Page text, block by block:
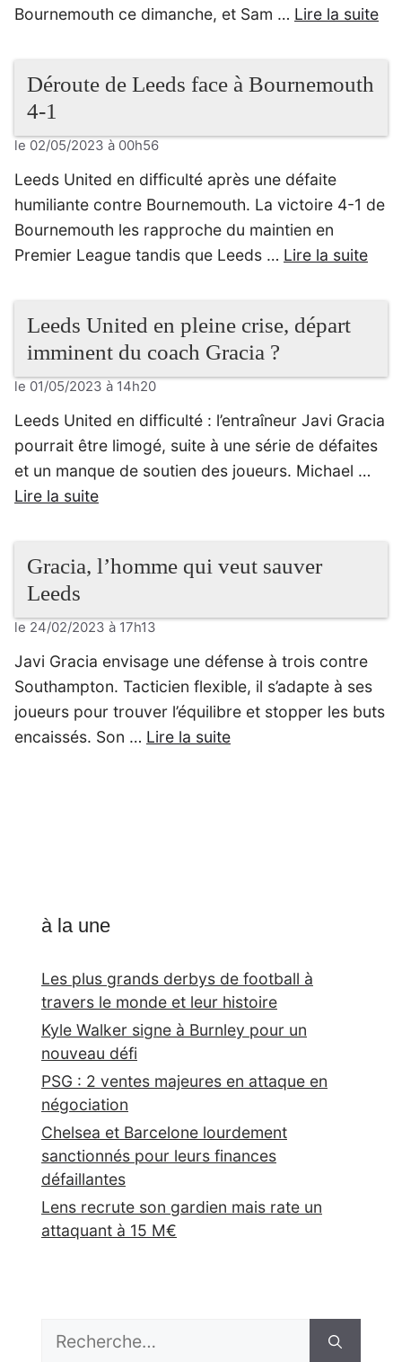
Bournemouth ce dimanche, et Sam … Lire la suite
Déroute de Leeds face à Bournemouth
4-1
le 02/05/2023 à 00h56
Leeds United en difficulté après une défaite
humiliante contre Bournemouth. La victoire 4-1 de
Bournemouth les rapproche du maintien en
Premier League tandis que Leeds … Lire la suite
Leeds United en pleine crise, départ
imminent du coach Gracia ?
le 01/05/2023 à 14h20
Leeds United en difficulté : l’entraîneur Javi Gracia
pourrait être limogé, suite à une série de défaites
et un manque de soutien des joueurs. Michael …
Lire la suite
Gracia, l’homme qui veut sauver
Leeds
le 24/02/2023 à 17h13
Javi Gracia envisage une défense à trois contre
Southampton. Tacticien flexible, il s’adapte à ses
joueurs pour trouver l’équilibre et stopper les buts
encaissés. Son … Lire la suite
à la une
Les plus grands derbys de football à
travers le monde et leur histoire
Kyle Walker signe à Burnley pour un
nouveau défi
PSG : 2 ventes majeures en attaque en
négociation
Chelsea et Barcelone lourdement
sanctionnés pour leurs finances
défaillantes
Lens recrute son gardien mais rate un
attaquant à 15 M€